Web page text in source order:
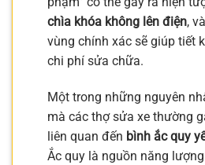
chìa khóa không lên điện,
vùng chính xác sẽ giúp tiết
chi phí sửa chữa.
Một trong những nguyên
mà các thợ sửa xe thường
liên quan đến bình ắc quy
Ắc quy là nguồn năng